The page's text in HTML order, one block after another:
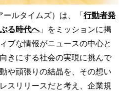
ルタイムズ）は、「 行動者発
る時代へ」をミッションに掲
ブな情報がニュースの中心と
きにする社会の実現に挑んで
や頑張りの結晶を、その想い
スリリースだと考え、企業規